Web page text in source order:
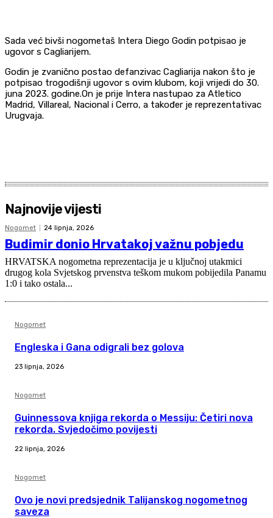
Sada već bivši nogometaš Intera Diego Godin potpisao je
ugovor s Cagliarijem.
Godin je zvanično postao defanzivac Cagliarija nakon što je
potpisao trogodišnji ugovor s ovim klubom, koji vrijedi do 30.
juna 2023. godine.On je prije Intera nastupao za Atletico
Madrid, Villareal, Nacional i Cerro, a također je reprezentativac
Urugvaja.
Najnovije vijesti
Nogomet 24 lipnja, 2026
Budimir donio Hrvatakoj važnu pobjedu
HRVATSKA nogometna reprezentacija je u ključnoj utakmici
drugog kola Svjetskog prvenstva teškom mukom pobijedila Panamu
1:0 i tako ostala...
Nogomet
Engleska i Gana odigrali bez golova
23 lipnja, 2026
Nogomet
Guinnessova knjiga rekorda o Messiju: Četiri nova
rekorda. Svjedočimo povijesti
22 lipnja, 2026
Nogomet
Ovo je novi predsjednik Talijanskog nogometnog
saveza